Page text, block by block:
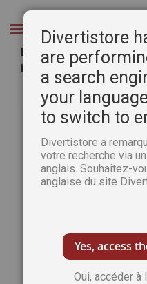
Chercher
Les bonheurs de
petits personnages à
galerie
d’images
Divertistore
are
a search
your
to switch to
Divertistore a
votre recherche via
anglais. Souhaitez-
anglaise du site
Yes, access
Oui, accéder à